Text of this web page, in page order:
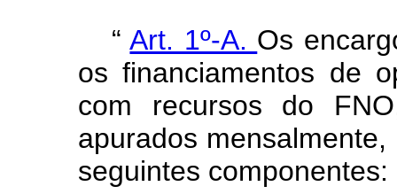
“Art. 1º-A. Os
os financiamentos de
com recursos do
apurados mensalmente,
seguintes componentes: